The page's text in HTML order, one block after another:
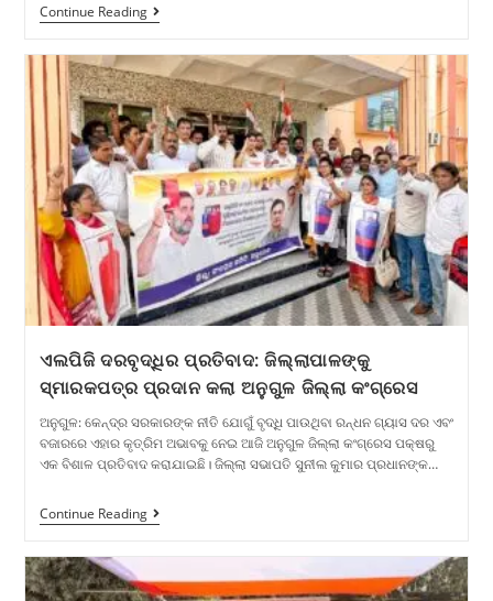
Continue Reading
ଏଲପିଜି ଦରବୃଦ୍ଧିର ପ୍ରତିବାଦ: ଜିଲ୍ଲାପାଳଙ୍କୁ
ସ୍ମାରକପତ୍ର ପ୍ରଦାନ କଲା ଅନୁଗୁଳ ଜିଲ୍ଲା କଂଗ୍ରେସ
ଅନୁଗୁଳ: କେନ୍ଦ୍ର ସରକାରଙ୍କ ନୀତି ଯୋଗୁଁ ବୃଦ୍ଧି ପାଉଥିବା ରନ୍ଧନ ଗ୍ୟାସ ଦର ଏବଂ
ବଜାରରେ ଏହାର କୃତ୍ରିମ ଅଭାବକୁ ନେଇ ଆଜି ଅନୁଗୁଳ ଜିଲ୍ଲା କଂଗ୍ରେସ ପକ୍ଷରୁ
ଏକ ବିଶାଳ ପ୍ରତିବାଦ କରାଯାଇଛି। ଜିଲ୍ଲା ସଭାପତି ସୁନୀଲ କୁମାର ପ୍ରଧାନଙ୍କ…
Continue Reading